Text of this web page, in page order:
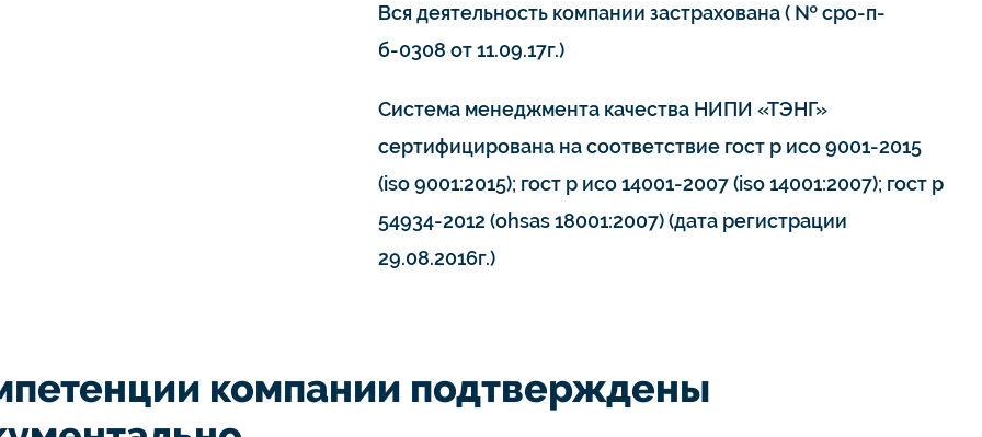
Вся деятельность компании застрахована ( № сро-п-
б-0308 от 11.09.17г.)
Система менеджмента качества НИПИ «ТЭНГ»
сертифицирована на соответствие гост р исо 9001-2015
(iso 9001:2015); гост р исо 14001-2007 (iso 14001:2007); гост р
54934-2012 (ohsas 18001:2007) (дата регистрации
29.08.2016г.)
компании подтверждены